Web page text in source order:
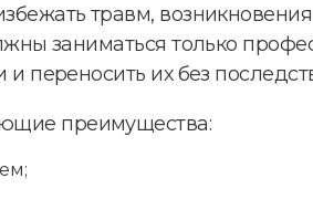
травм,
заниматься только
переносить их без
преимущества: